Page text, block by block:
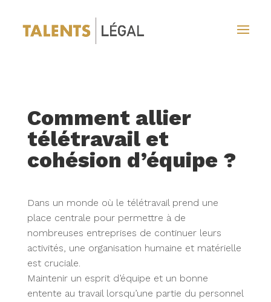
Comment allier
télétravail et
cohésion d’équipe ?
Dans un monde où le télétravail prend une
place centrale pour permettre à de
nombreuses entreprises de continuer leurs
activités, une organisation humaine et matérielle
est cruciale.
Maintenir un esprit d’équipe et un bonne
entente au travail lorsqu’une partie du personnel